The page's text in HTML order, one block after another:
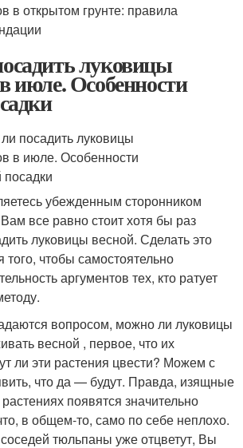
луковицы
июле. Особенности
убежденным сторонником
все равно стоит хотя бы раз
луковицы весной. Сделать это
чтобы самостоятельно
аргументов тех, кто ратует
вопросом, можно ли луковицы
весной , первое, что их
ли эти растения цвести? Можем с
что да — будут. Правда, изящные
появятся значительно
в общем-то, само по себе неплохо.
тюльпаны уже отцветут, Вы